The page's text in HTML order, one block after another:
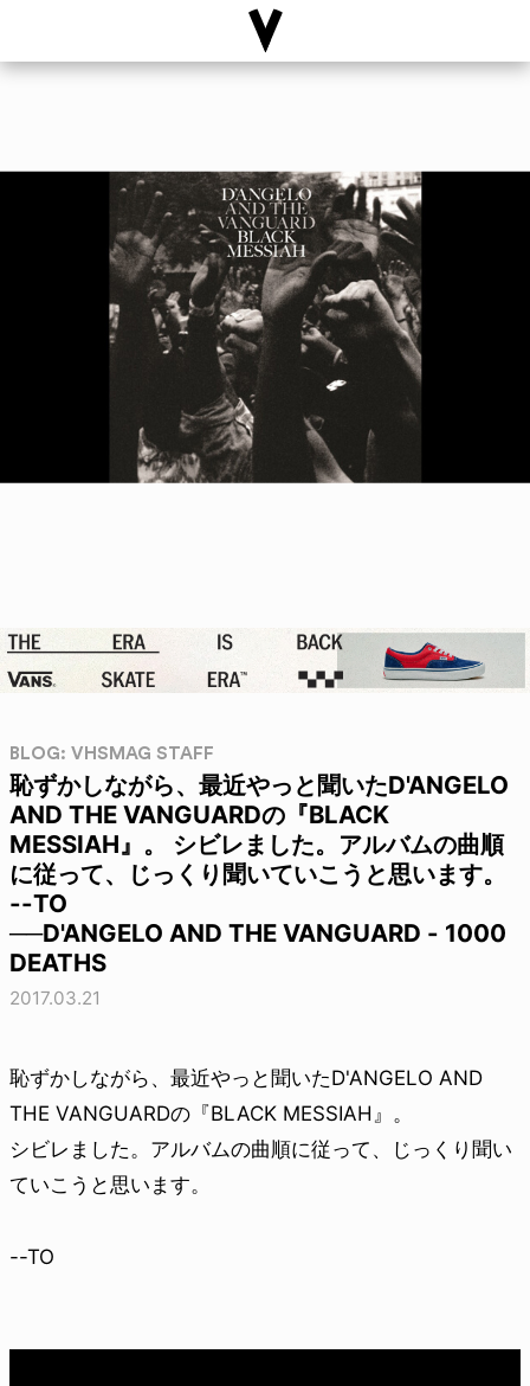
BLOG: VHSMAG STAFF
恥ずかしながら、最近やっと聞いたD'ANGELO
AND THE VANGUARDの『BLACK
MESSIAH』。 シビレました。アルバムの曲順
に従って、じっくり聞いていこうと思います。
--TO
──D'ANGELO AND THE VANGUARD - 1000
DEATHS
2017.03.21
恥ずかしながら、最近やっと聞いたD'ANGELO AND
THE VANGUARDの『BLACK MESSIAH』。
シビレました。アルバムの曲順に従って、じっくり聞い
ていこうと思います。
--TO